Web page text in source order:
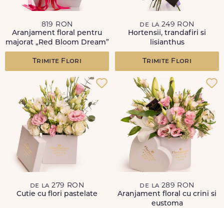
819 RON
Aranjament floral pentru
majorat „Red Bloom Dream”
Trimite Flori
de la 249 RON
Hortensii, trandafiri si
lisianthus
Trimite Flori
de la 279 RON
Cutie cu flori pastelate
de la 289 RON
Aranjament floral cu crini si
eustoma